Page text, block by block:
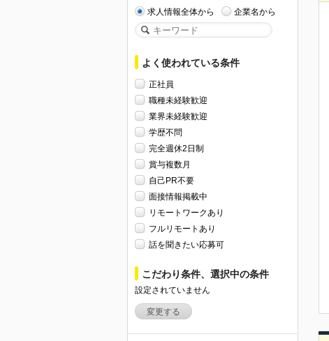
求人情報全体から 企業名から
よく使われている条件
正社員
職種未経験歓迎
業界未経験歓迎
学歴不問
完全週休2日制
賞与複数月
自己PR不要
面接情報掲載中
リモートワークあり
フルリモートあり
話を聞きたい応募可
こだわり条件、選択中の条件
設定されていません
変更する